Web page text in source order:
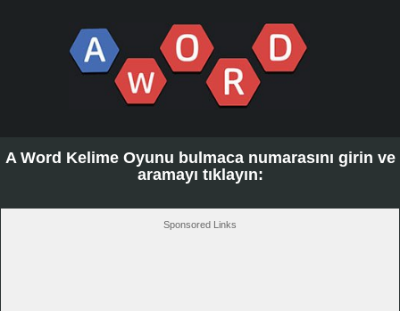
A Word Kelime Oyunu bulmaca numarasını girin ve
aramayı tıklayın:
Sponsored Links